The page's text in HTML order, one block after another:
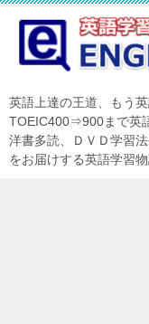
英語上達の王道、もう
TOEIC400⇒900まで英
洋書多読、ＤＶＤ学習
をお届けする英語学習物